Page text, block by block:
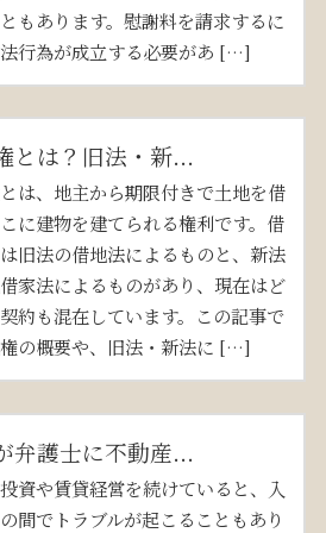
もあります。慰謝料を請求するに
行為が成立する必要があ […]
とは？旧法・新...
は、地主から期限付きで土地を借
に建物を建てられる権利です。借
旧法の借地法によるものと、新法
家法によるものがあり、現在はど
約も混在しています。この記事で
の概要や、旧法・新法に […]
弁護士に不動産...
資や賃貸経営を続けていると、入
間でトラブルが起こることもあり